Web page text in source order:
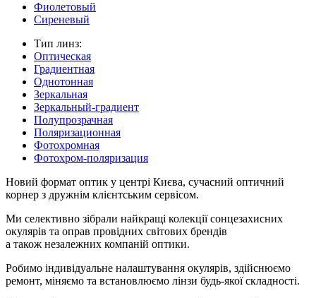
Фиолетовый
Сиреневый
Тип линз:
Оптическая
Градиентная
Однотонная
Зеркальная
Зеркальный-градиент
Полупрозрачная
Поляризационная
Фотохромная
Фотохром-поляризация
Новий формат оптик у центрі Києва, сучасний оптичний
корнер з дружнім клієнтським сервісом.
Ми селективно зібрали найкращі колекції сонцезахисних
окулярів та оправ провідних світових брендів
а також незалежних компаній оптики.
Робимо індивідуальне налаштування окулярів, здійснюємо
ремонт, міняємо та встановлюємо лінзи будь-якої складності.